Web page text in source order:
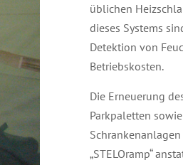
üblichen
dieses Systems
Detektion von
Betriebskosten.
Die Erneuerung
Parkpaletten
„STELOramp“